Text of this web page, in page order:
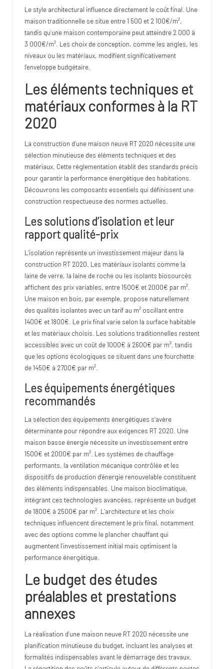
Le style architectural influence directement le coût final. Une
maison traditionnelle se situe entre 1 500 et 2 100€/m²,
tandis qu’une maison contemporaine peut atteindre 2 000 à
3 000€/m². Les choix de conception, comme les angles, les
niveaux ou les matériaux, modifient significativement
l’enveloppe budgétaire.
Les éléments techniques et
matériaux conformes à la RT
2020
La construction d’une maison neuve RT 2020 nécessite une
sélection minutieuse des éléments techniques et des
matériaux. Cette réglementation établit des standards précis
pour garantir la performance énergétique des habitations.
Découvrons les composants essentiels qui définissent une
construction respectueuse des normes actuelles.
Les solutions d’isolation et leur
rapport qualité-prix
L’isolation représente un investissement majeur dans la
construction RT 2020. Les matériaux isolants comme la
laine de verre, la laine de roche ou les isolants biosourcés
affichent des prix variables, entre 1500€ et 2000€ par m².
Une maison en bois, par exemple, propose naturellement
des qualités isolantes avec un tarif au m² oscillant entre
1400€ et 1800€. Le prix final varie selon la surface habitable
et les matériaux choisis. Les solutions traditionnelles restent
accessibles avec un coût de 1000€ à 2600€ par m², tandis
que les options écologiques se situent dans une fourchette
de 1450€ à 2700€ par m².
Les équipements énergétiques
recommandés
La sélection des équipements énergétiques s’avère
déterminante pour répondre aux exigences RT 2020. Une
maison basse énergie nécessite un investissement entre
1500€ et 2000€ par m². Les systèmes de chauffage
performants, la ventilation mécanique contrôlée et les
dispositifs de production d’énergie renouvelable constituent
des éléments indispensables. Une maison bioclimatique,
intégrant ces technologies avancées, représente un budget
de 1800€ à 2500€ par m². L’architecture et les choix
techniques influencent directement le prix final, notamment
avec des options comme le plancher chauffant qui
augmentent l’investissement initial mais optimisent la
performance énergétique.
Le budget des études
préalables et prestations
annexes
La réalisation d’une maison neuve RT 2020 nécessite une
planification minutieuse du budget, incluant les analyses et
formalités indispensables avant le démarrage des travaux.